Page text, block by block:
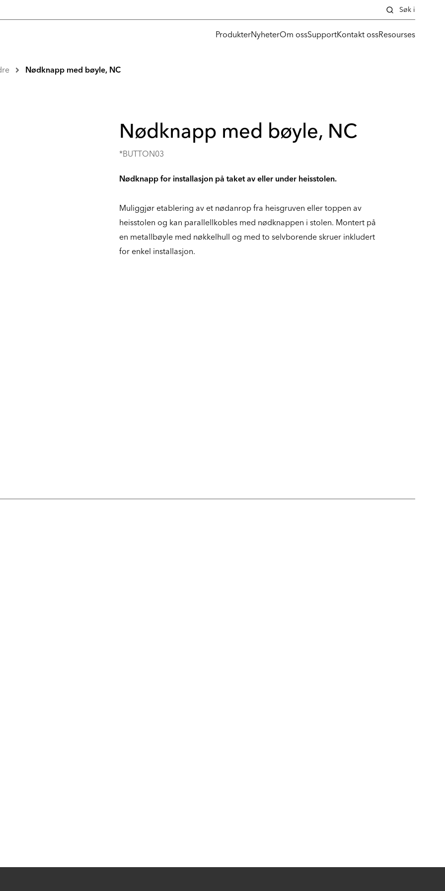
ProdukterNyheterOm ossSupportKontakt ossResourses
Søk i
Nødknapp med bøyle, NC
Nødknapp med bøyle, NC
*BUTTON03
Nødknapp for installasjon på taket av eller under heisstolen.
Muliggjør etablering av et nødanrop fra heisgruven eller toppen av
heisstolen og kan parallellkobles med nødknappen i stolen. Montert på
en metallbøyle med nøkkelhull og med to selvborende skruer inkludert
for enkel installasjon.